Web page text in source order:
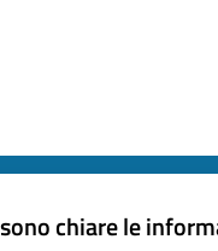
chiare le